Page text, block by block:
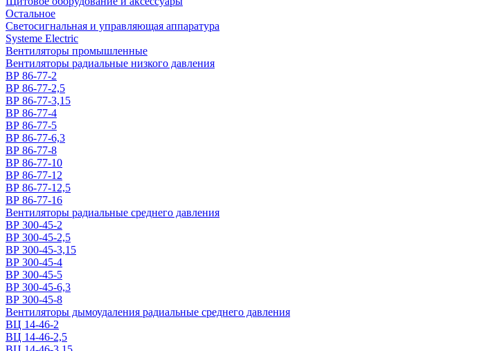
Остальное
Светосигнальная и управляющая аппаратура
Systeme Electric
Вентиляторы промышленные
Вентиляторы радиальные низкого давления
ВР 86-77-2
ВР 86-77-2,5
ВР 86-77-3,15
ВР 86-77-4
ВР 86-77-5
ВР 86-77-6,3
ВР 86-77-8
ВР 86-77-10
ВР 86-77-12
ВР 86-77-12,5
ВР 86-77-16
Вентиляторы радиальные среднего давления
ВР 300-45-2
ВР 300-45-2,5
ВР 300-45-3,15
ВР 300-45-4
ВР 300-45-5
ВР 300-45-6,3
ВР 300-45-8
Вентиляторы дымоудаления радиальные среднего давления
ВЦ 14-46-2
ВЦ 14-46-2,5